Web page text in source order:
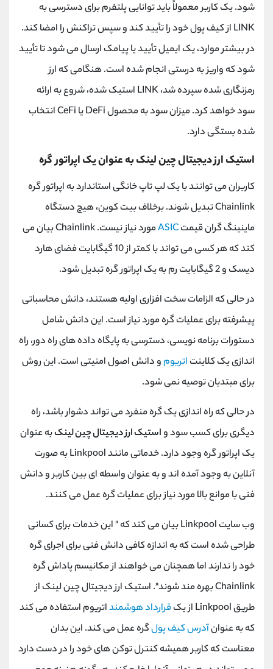
شود. یک کاربر معمولاً باید توانایی پلتفرم برای دسترسی به
LINK از کیف پول خود را تأیید کند و سپس تراکنش را امضا کند.
در بیشتر موارد، یک ایمیل تأیید یا پیامک ارسال می شود تا تأیید
شود که واریز به درستی انجام شده است. هنگامی که ارز
رمزنگاری شده سپرده شد، LINK استیک شده، شروع به ارائه
سود خواهد کرد. میزان سود به محصول DeFi یا CeFi انتخاب
شده بستگی دارد.
استیک ارز دیجیتال چین لینک به عنوان یک اپراتور گره
کاربران می توانند با یک لپ تاپ خانگی استاندارد به اپراتور گره
Chainlink تبدیل شوند. برخلاف بیت کوین، هیچ دستگاه
ماینینگ گران قیمتASIC
مورد نیاز نیست. Chainlink بیان می
کند که هر کسی می تواند با کمتر از 10 گیگابایت فضای هارد
دیسک و 2 گیگابایت رم به یک اپراتور گره تبدیل شود.
در حالی که الزامات سخت افزاری اولیه هستند، دانش محاسباتی
پیشرفته برای عملیات گره مورد نیاز است. این دانش شامل
دستورات برنامه نویسی، دسترسی به پایگاه داده های راه دور، راه
اندازی یک کلاینت اتریوم و دانش اصول امنیتی است. این روش
برای مبتدیان توصیه نمی شود.
در حالی که راه اندازی یک گره منفرد می تواند دشوار باشد، راه
دیگری برای کسب سود واستیک ارز دیجیتال چین لینکبه عنوان
یک اپراتور گره وجود دارد. خدماتی مانند Linkpool به صورت
آنلاین به وجود آمده اند و به عنوان واسطه ای بین کاربر و دانش
فنی با موانع بالا مورد نیاز برای عملیات گره عمل می کنند.
وب سایت Linkpool بیان می کند که " این خدمات برای کسانی
طراحی شده است که به اندازه کافی دانش فنی برای اجرای گره
خود را ندارند اما همچنان می خواهند از مکانیسم پاداش گره
Chainlink بهره مند شوند". استیک ارز دیجیتال چین لینک از
طریق Linkpool از یک
قرارداد هوشمنداتریوم استفاده می کند
که به عنوانآدرس کیف پولگره عمل می کند. این بدان
معناست که کاربر همیشه کنترل توکن ‌های خود را در دست دارد